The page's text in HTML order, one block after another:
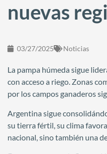
nuevas
03/27/2025 Noticias
La pampa húmeda sigue
con acceso a riego. Zonas
por los campos ganaderos
Argentina sigue
su tierra fértil, su clima
nacional, sino también una